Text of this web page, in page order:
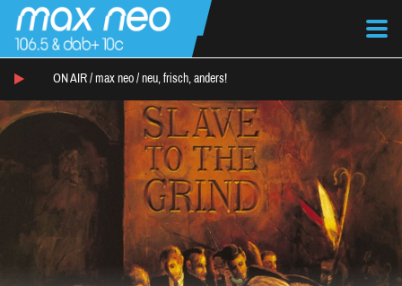
ON AIR / max neo / neu, frisch, anders!